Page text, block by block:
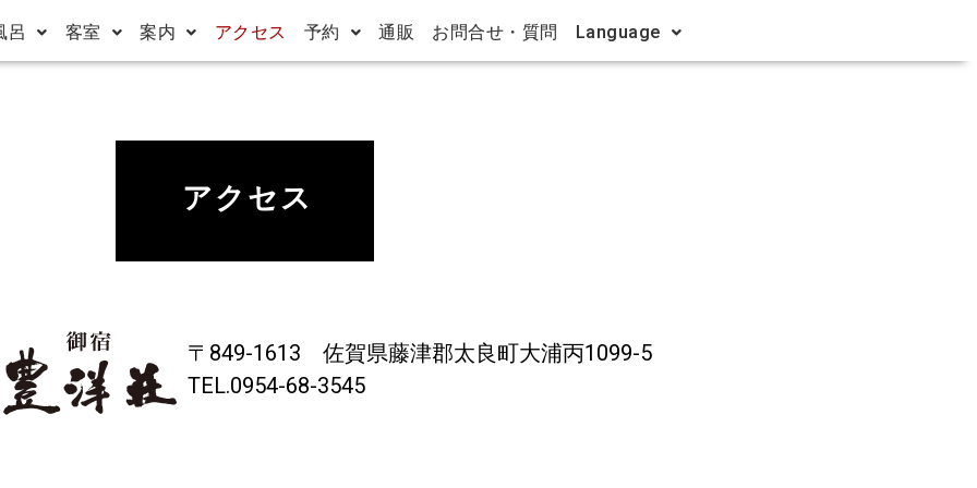
呂 客室 案内 アクセス 予約 通販 お問合せ・質問 Language
アクセス
〒849-1613 佐賀県藤津郡太良町大浦丙1099-5
TEL.0954-68-3545